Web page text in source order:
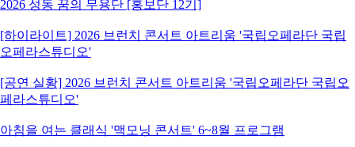
2026 성동 꿈의 무용단 [홍보단 12기]
[하이라이트] 2026 브런치 콘서트 아트리움 '국립오페라단 국립
오페라스튜디오'
[공연 실황] 2026 브런치 콘서트 아트리움 '국립오페라단 국립오
페라스튜디오'
아침을 여는 클래식 '맥모닝 콘서트' 6~8월 프로그램